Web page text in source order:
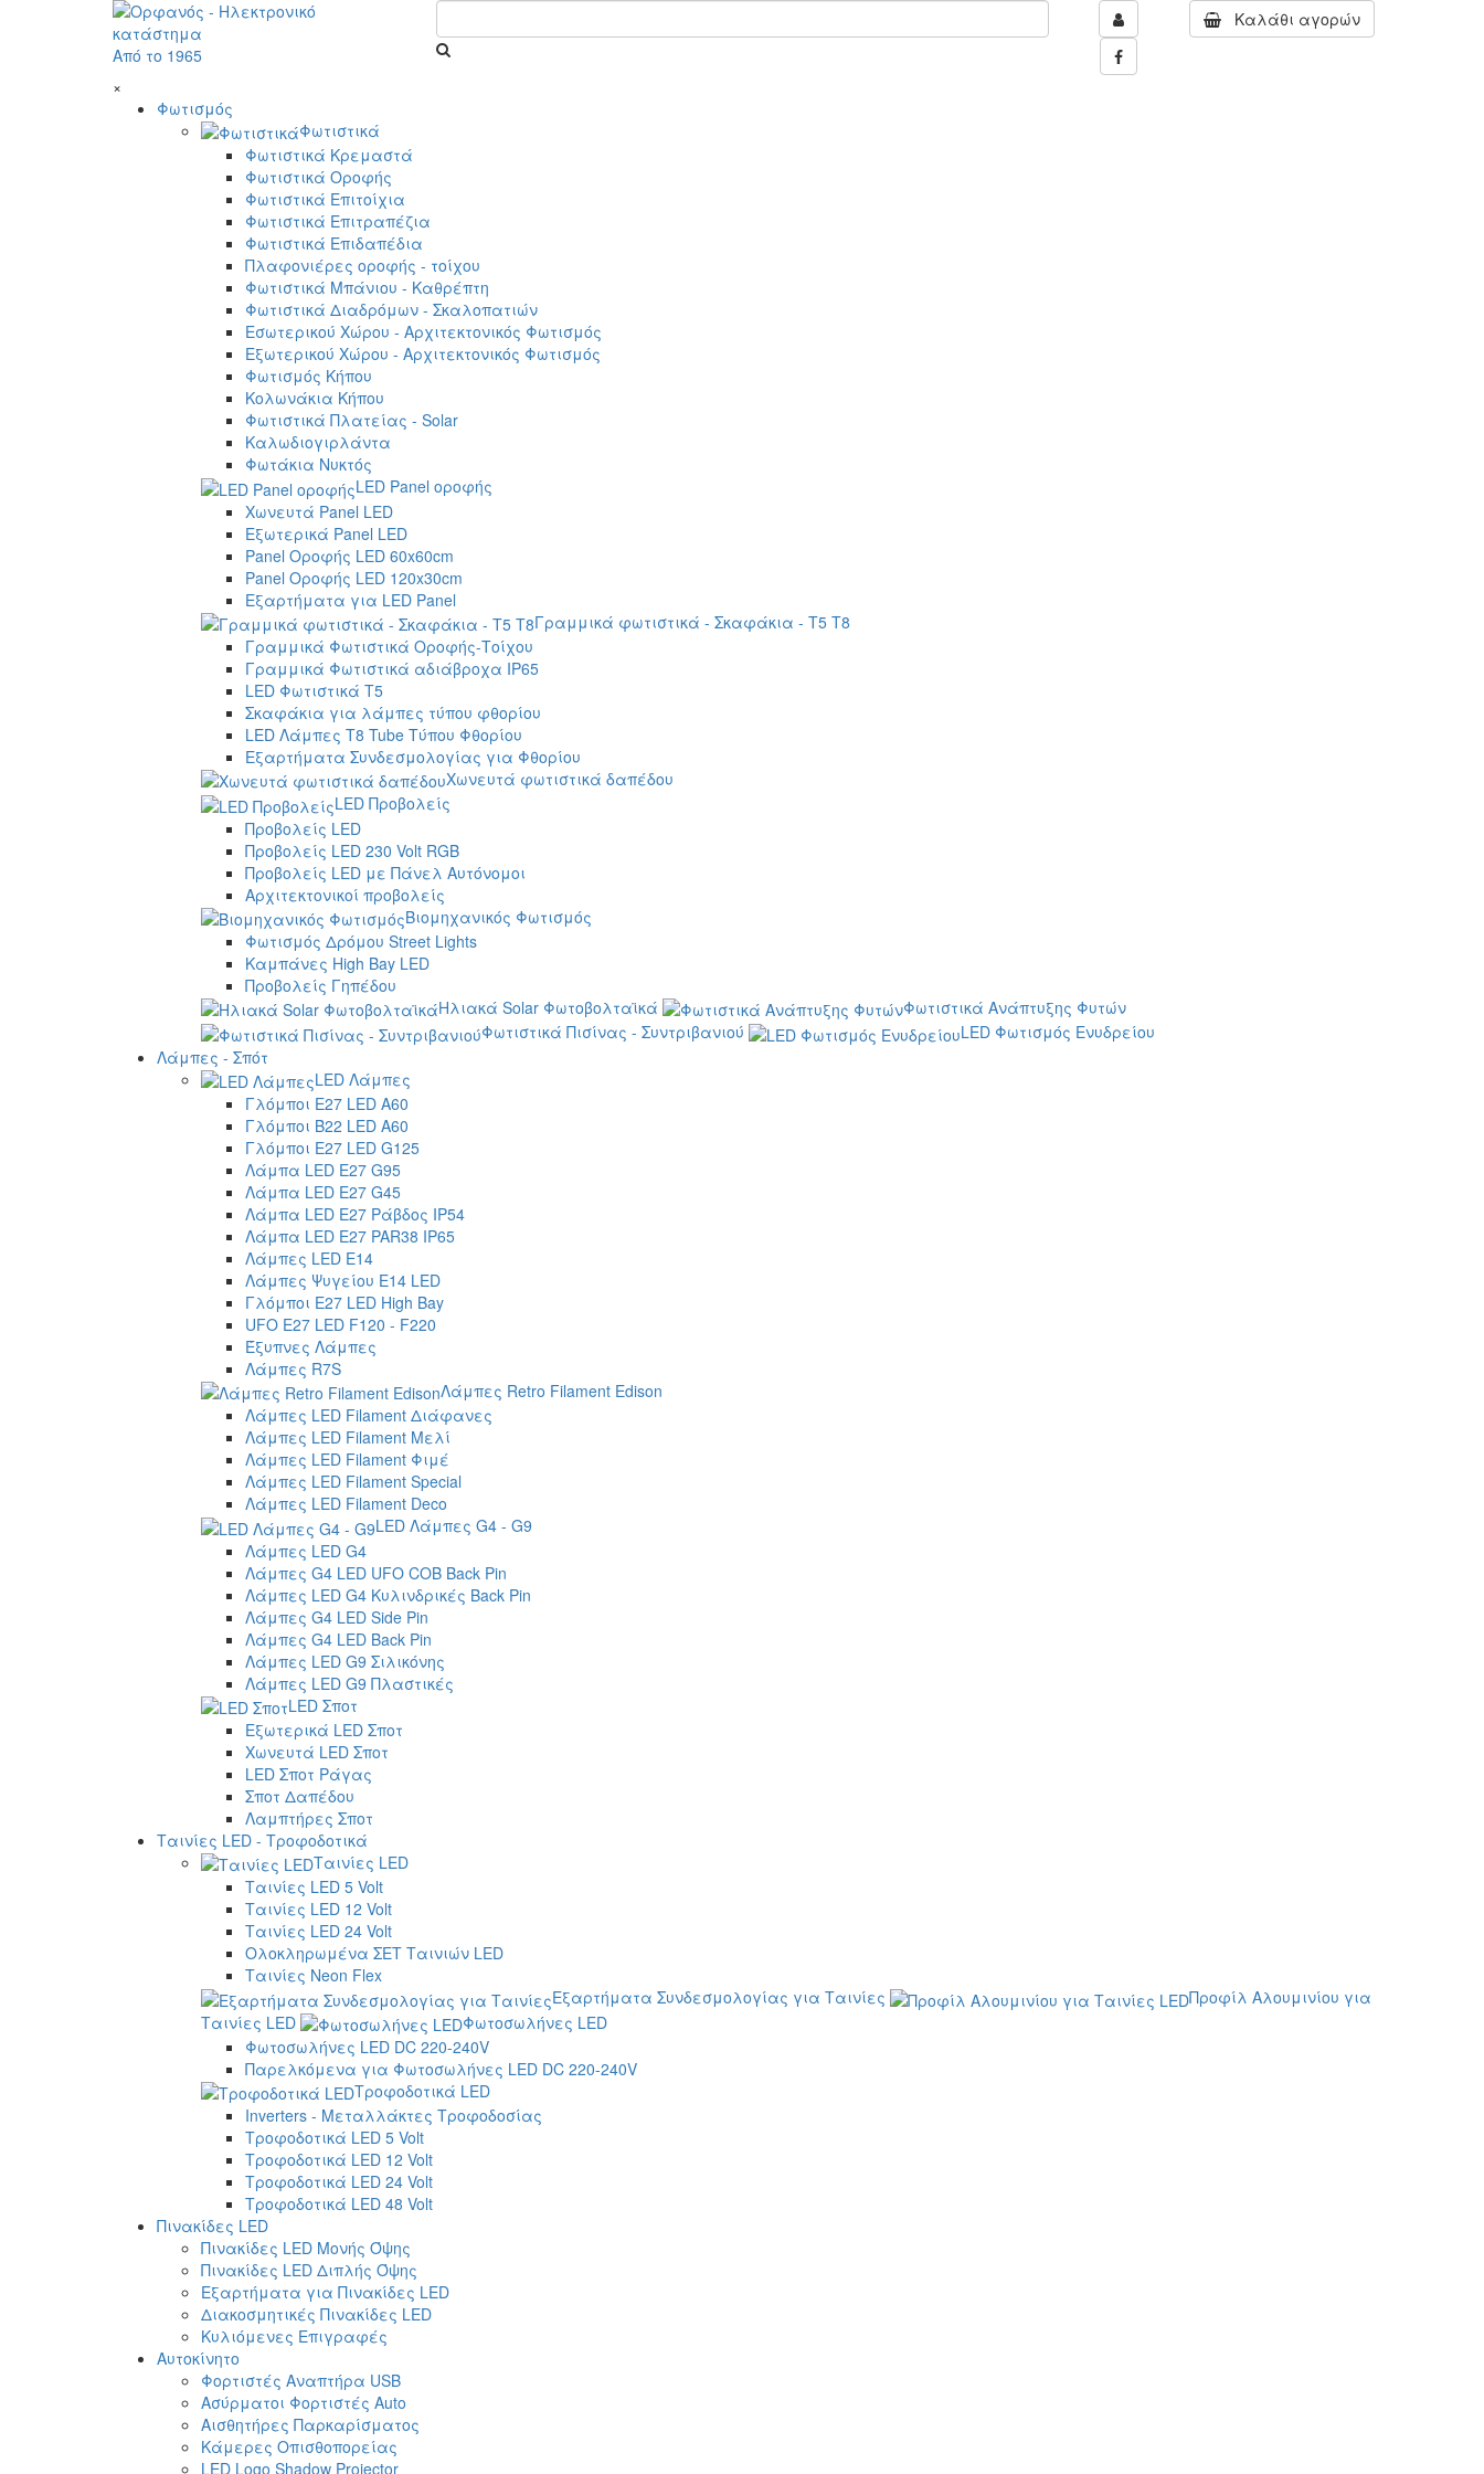
Από το 1965
Καλάθι αγορών
×
Φωτισμός
Φωτιστικά
Φωτιστικά Κρεμαστά
Φωτιστικά Οροφής
Φωτιστικά Επιτοίχια
Φωτιστικά Επιτραπέζια
Φωτιστικά Επιδαπέδια
Πλαφονιέρες οροφής - τοίχου
Φωτιστικά Μπάνιου - Καθρέπτη
Φωτιστικά Διαδρόμων - Σκαλοπατιών
Εσωτερικού Χώρου - Αρχιτεκτονικός Φωτισμός
Εξωτερικού Χώρου - Αρχιτεκτονικός Φωτισμός
Φωτισμός Κήπου
Κολωνάκια Κήπου
Φωτιστικά Πλατείας - Solar
Καλωδιογιρλάντα
Φωτάκια Νυκτός
LED Panel οροφής
Χωνευτά Panel LED
Εξωτερικά Panel LED
Panel Οροφής LED 60x60cm
Panel Οροφής LED 120x30cm
Εξαρτήματα για LED Panel
Γραμμικά φωτιστικά - Σκαφάκια - Τ5 T8
Γραμμικά Φωτιστικά Οροφής-Τοίχου
Γραμμικά Φωτιστικά αδιάβροχα IP65
LED Φωτιστικά T5
Σκαφάκια για λάμπες τύπου φθορίου
LED Λάμπες T8 Tube Τύπου Φθορίου
Εξαρτήματα Συνδεσμολογίας για Φθορίου
Χωνευτά φωτιστικά δαπέδου
LED Προβολείς
Προβολείς LED
Προβολείς LED 230 Volt RGB
Προβολείς LED με Πάνελ Αυτόνομοι
Αρχιτεκτονικοί προβολείς
Βιομηχανικός Φωτισμός
Φωτισμός Δρόμου Street Lights
Καμπάνες High Bay LED
Προβολείς Γηπέδου
Ηλιακά Solar Φωτοβολταϊκά
Φωτιστικά Ανάπτυξης Φυτών
Φωτιστικά Πισίνας - Συντριβανιού
LED Φωτισμός Ενυδρείου
Λάμπες - Σπότ
LED Λάμπες
Γλόμποι E27 LED A60
Γλόμποι B22 LED A60
Γλόμποι E27 LED G125
Λάμπα LED E27 G95
Λάμπα LED E27 G45
Λάμπα LED E27 Ράβδος IP54
Λάμπα LED E27 PAR38 IP65
Λάμπες LED E14
Λάμπες Ψυγείου E14 LED
Γλόμποι E27 LED High Bay
UFO E27 LED F120 - F220
Έξυπνες Λάμπες
Λάμπες R7S
Λάμπες Retro Filament Edison
Λάμπες LED Filament Διάφανες
Λάμπες LED Filament Μελί
Λάμπες LED Filament Φιμέ
Λάμπες LED Filament Special
Λάμπες LED Filament Deco
LED Λάμπες G4 - G9
Λάμπες LED G4
Λάμπες G4 LED UFO COB Back Pin
Λάμπες LED G4 Κυλινδρικές Back Pin
Λάμπες G4 LED Side Pin
Λάμπες G4 LED Back Pin
Λάμπες LED G9 Σιλικόνης
Λάμπες LED G9 Πλαστικές
LED Σποτ
Εξωτερικά LED Σποτ
Χωνευτά LED Σποτ
LED Σποτ Ράγας
Σποτ Δαπέδου
Λαμπτήρες Σποτ
Ταινίες LED - Τροφοδοτικά
Ταινίες LED
Ταινίες LED 5 Volt
Ταινίες LED 12 Volt
Ταινίες LED 24 Volt
Ολοκληρωμένα ΣΕΤ Ταινιών LED
Ταινίες Neon Flex
Εξαρτήματα Συνδεσμολογίας για Ταινίες
Προφίλ Αλουμινίου για
Ταινίες LED
Φωτοσωλήνες LED
Φωτοσωλήνες LED DC 220-240V
Παρελκόμενα για Φωτοσωλήνες LED DC 220-240V
Τροφοδοτικά LED
Inverters - Μεταλλάκτες Τροφοδοσίας
Τροφοδοτικά LED 5 Volt
Τροφοδοτικά LED 12 Volt
Τροφοδοτικά LED 24 Volt
Τροφοδοτικά LED 48 Volt
Πινακίδες LED
Πινακίδες LED Μονής Όψης
Πινακίδες LED Διπλής Όψης
Εξαρτήματα για Πινακίδες LED
Διακοσμητικές Πινακίδες LED
Κυλιόμενες Επιγραφές
Αυτοκίνητο
Φορτιστές Αναπτήρα USB
Ασύρματοι Φορτιστές Auto
Αισθητήρες Παρκαρίσματος
Κάμερες Οπισθοπορείας
LED Logo Shadow Projector